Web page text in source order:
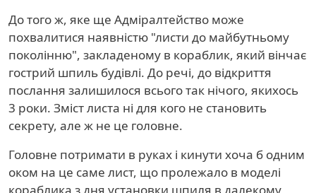
До того ж, яке ще Адміралтейство може
похвалитися наявністю "листи до майбутньому
поколінню", закладеному в кораблик, який вінчає
гострий шпиль будівлі. До речі, до відкриття
послання залишилося всього так нічого, якихось
3 роки. Зміст листа ні для кого не становить
секрету, але ж не це головне.
Головне потримати в руках і кинути хоча б одним
оком на це саме лист, що пролежало в моделі